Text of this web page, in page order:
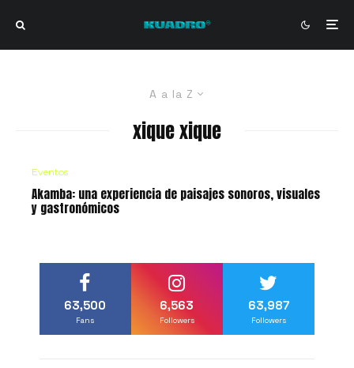
A a la Z
xique xique
Eventos
Akamba: una experiencia de paisajes sonoros, visuales
y gastronómicos
63,500
Fans
6,563
Followers
63,987
Followers